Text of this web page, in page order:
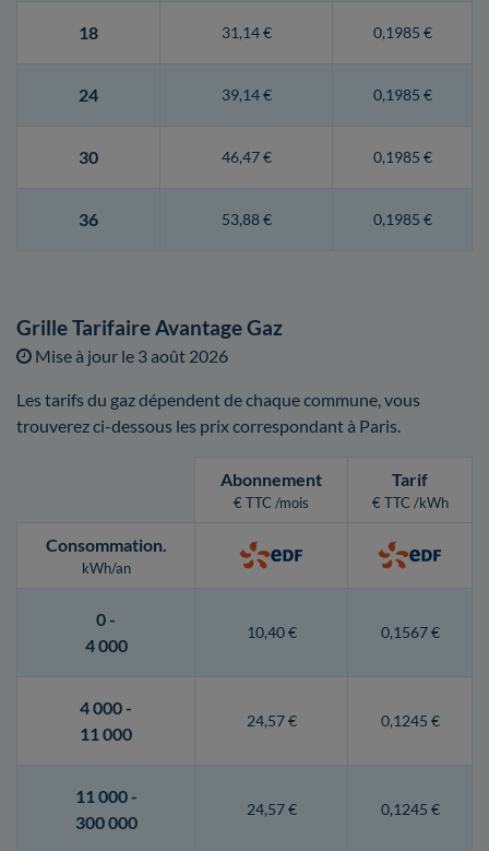
18 31,14 € 0,1985 €
24 39,14 € 0,1985 €
30 46,47 € 0,1985 €
36 53,88 € 0,1985 €
Grille Tarifaire Avantage Gaz
Mise à jour le 3 août 2026
Les tarifs du gaz dépendent de chaque commune, vous
trouverez ci-dessous les prix correspondant à Paris.
Abonnement
€ TTC /mois
Tarif
€ TTC /kWh
Consommation.
kWh/an
0 -
4 000
10,40 € 0,1567 €
4 000 -
11 000
24,57 € 0,1245 €
11 000 -
300 000
24,57 € 0,1245 €